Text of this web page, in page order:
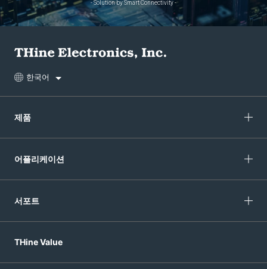
- Solution by Smart Connectivity -
한국어
제품
어플리케이션
서포트
THine Value